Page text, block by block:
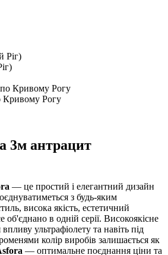
Кривому Рогу
3м антрацит
— це простий і елегантний дизайн
з будь-яким
висока якість, естетичний
в одній серії. Високоякісне
ультрафіолету та навіть під
колір виробів залишається як
— оптимальне поєднання ціни та